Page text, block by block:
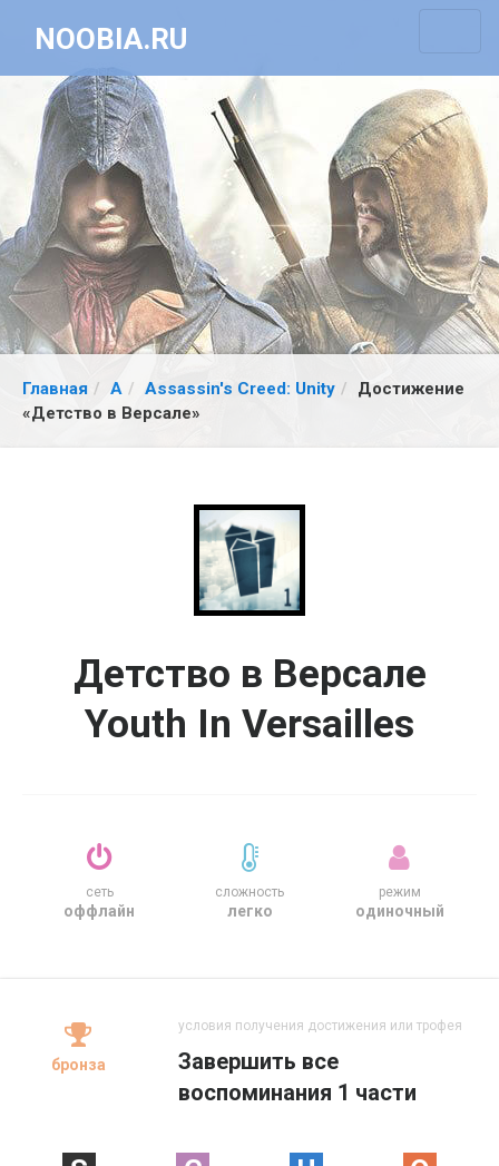
NOOBIA.RU
Главная A Assassin's Creed: Unity
Достижение
«Детство в Версале»
Детство в Версале
Youth In Versailles
сеть
оффлайн
сложность
легко
режим
одиночный
бронза
условия получения достижения или трофея
Завершить все
воспоминания 1 части